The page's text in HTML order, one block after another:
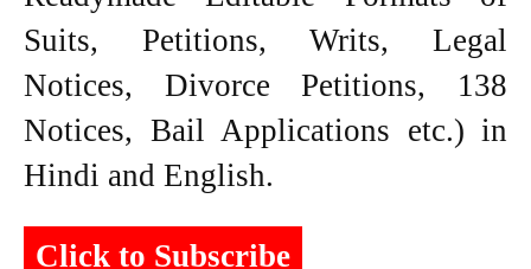
Suits, Petitions, Writs, Legal
Notices, Divorce Petitions, 138
Notices, Bail Applications etc.) in
Hindi and English.
Click to Subscribe